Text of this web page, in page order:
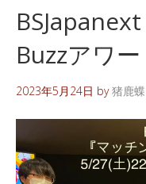
Buzzアワ
2023年5月24日 by猪鹿蝶